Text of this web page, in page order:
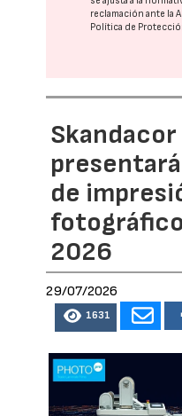
reclamación ante la
Política de
de
2026
29/07/2026
1631